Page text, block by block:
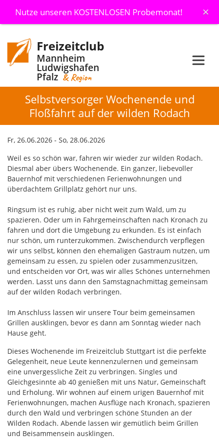
Nutze unseren KOSTENLOSEN Probemonat! ×
Freizeitclub
Mannheim
Ludwigshafen
Pfalz & Region
Selbstversorger Wochenende und
Floßfahrt auf der wilden Rodach
Fr, 26.06.2026 - So, 28.06.2026
Weil es so schön war, fahren wir wieder zur wilden Rodach.
Diesmal aber übers Wochenende. Ein ganzer, liebevoller
Bauernhof mit verschiedenen Ferienwohnungen und
überdachtem Grillplatz gehört nur uns.
Ringsum ist es ruhig, aber nicht weit zum Wald, um zu
spazieren. Oder um in Fahrgemeinschaften nach Kronach zu
fahren und dort die Umgebung zu erkunden. Es ist einfach
nur schön, um runterzukommen. Zwischendurch verpflegen
wir uns selbst, können den ehemaligen Gastraum nutzen, um
gemeinsam zu essen, zu spielen oder zusammenzusitzen,
und entscheiden vor Ort, was wir alles Schönes unternehmen
werden. Lasst uns dann den Samstagnachmittag gemeinsam
auf der wilden Rodach verbringen.
Im Anschluss lassen wir unsere Tour beim gemeinsamen
Grillen ausklingen, bevor es dann am Sonntag wieder nach
Hause geht.
Dieses Wochenende im Freizeitclub Stuttgart ist die perfekte
Gelegenheit, neue Leute kennenzulernen und gemeinsam
eine unvergessliche Zeit zu verbringen. Singles und
Gleichgesinnte ab 40 genießen mit uns Natur, Gemeinschaft
und Erholung. Wir wohnen auf einem urigen Bauernhof mit
Ferienwohnungen, machen Ausflüge nach Kronach, spazieren
durch den Wald und verbringen schöne Stunden an der
Wilden Rodach. Abende lassen wir gemütlich beim Grillen
und Beisammensein ausklingen.